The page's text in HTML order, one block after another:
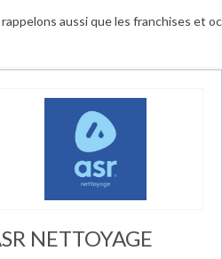
aussi que les franchises et
NETTOYAGE